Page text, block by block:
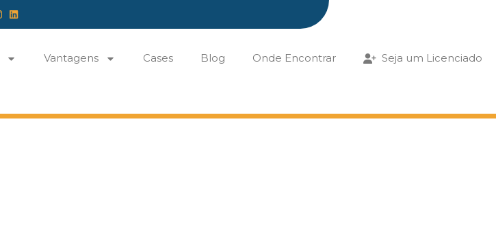
Vantagens Cases Blog Onde Encontrar Seja um Licenciado